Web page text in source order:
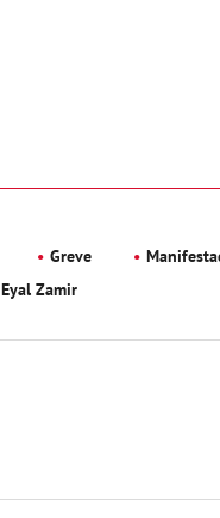
Greve
Eyal Zamir